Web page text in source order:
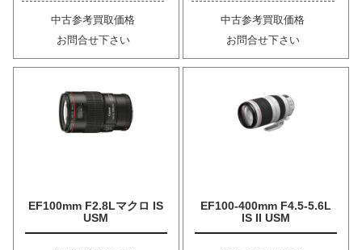
中古参考買取価格
お問合せ下さい
中古参考買取価格
お問合せ下さい
EF100mm F2.8Lマクロ IS
USM
EF100-400mm F4.5-5.6L
IS II USM